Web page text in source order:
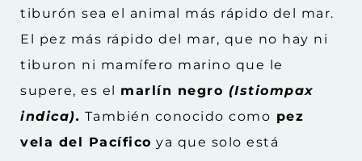
tiburón sea el animal más rápido del mar.
El pez más rápido del mar, que no hay ni
tiburon ni mamífero marino que le
supere, es el marlín negro (Istiompax
indica). También conocido como pez
vela del Pacífico ya que solo está